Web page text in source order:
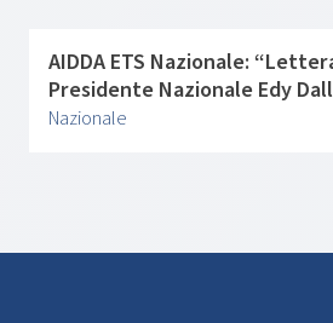
AIDDA ETS Nazionale:
Presidente Nazionale Edy
Nazionale